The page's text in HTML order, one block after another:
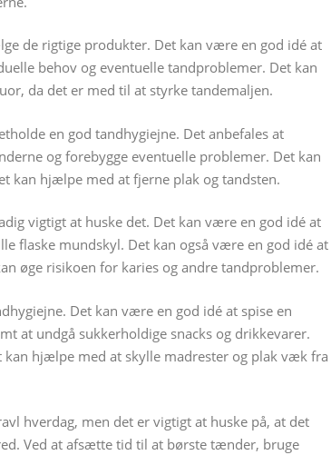
de rigtige produkter. Det kan være en god idé at
behov og eventuelle tandproblemer. Det kan
da det er med til at styrke tandemaljen.
en god tandhygiejne. Det anbefales at
og forebygge eventuelle problemer. Det kan
kan hjælpe med at fjerne plak og tandsten.
vigtigt at huske det. Det kan være en god idé at
flaske mundskyl. Det kan også være en god idé at
øge risikoen for karies og andre tandproblemer.
Det kan være en god idé at spise en
at undgå sukkerholdige snacks og drikkevarer.
kan hjælpe med at skylle madrester og plak væk fra
hverdag, men det er vigtigt at huske på, at det
Ved at afsætte tid til at børste tænder, bruge